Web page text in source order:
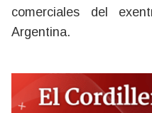
comerciales del
Argentina.